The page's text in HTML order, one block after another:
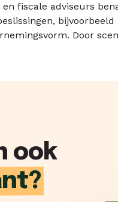
fiscale adviseurs
Door
ook